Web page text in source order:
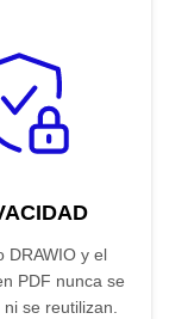
DRAWIO y el
PDF nunca se
se reutilizan.